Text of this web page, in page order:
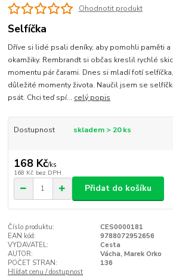
Ohodnotit produkt
Selfíčka
Dříve si lidé psali deníky, aby pomohli paměti a
okamžiky. Rembrandt si občas kreslil rychlé
momentu pár čarami. Dnes si mladí fotí
důležité momenty života. Naučil jsem se
psát. Chci teď spí... celý popis
Dostupnost skladem > 20 ks
168 Kč/ks
168 Kč bez DPH
Přidat do košíku
Číslo produktu:
CES0000181
EAN kód:
9788072952656
VYDAVATEL:
Cesta
AUTOR:
Vácha, Marek Orko
POČET STRAN:
136
Hlídat cenu / dostupnost